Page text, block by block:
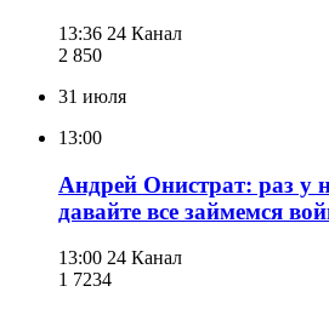
13:36 24 Канал
2 850
31 июля
13:00
Андрей Онистрат: раз у
давайте все займемся
13:00 24 Канал
1 7234